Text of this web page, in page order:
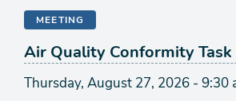
MEETING
Air Quality Conformity Task
Thursday, August 27, 2026 - 9:30